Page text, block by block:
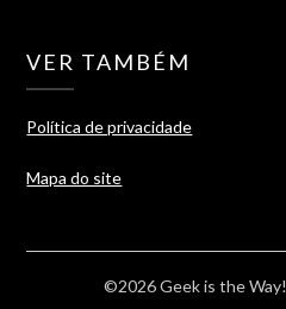
VER TAMBÉM
Política de privacidade
Mapa do site
©2026 Geek is the Way!